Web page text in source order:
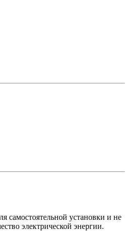
самостоятельной установки и не
электрической энергии.